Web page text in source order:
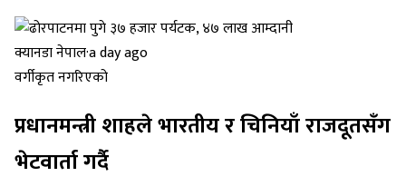
क्यानडा नेपाल·a day ago
वर्गीकृत नगरिएको
प्रधानमन्त्री शाहले भारतीय र चिनियाँ राजदूतसँग
भेटवार्ता गर्दै